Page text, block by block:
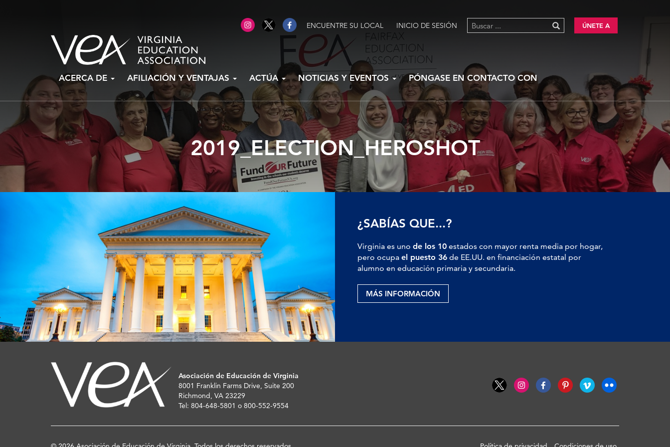
ENCUENTRE SU LOCAL INICIO DE SESIÓN ÚNETE A
al
contenido
ACERCA DE AFILIACIÓN Y VENTAJAS ACTÚA NOTICIAS Y EVENTOS PÓNGASE EN CONTACTO CON
2019_ELECTION_HEROSHOT
¿SABÍAS QUE...?
Virginia es uno de los 10 estados con mayor renta media por hogar,
pero ocupa el puesto 36 de EE.UU. en financiación estatal por
alumno en educación primaria y secundaria.
MÁS INFORMACIÓN
Asociación de Educación de Virginia
8001 Franklin Farms Drive, Suite 200
Richmond, VA 23229
Tel: 804-648-5801 o 800-552-9554